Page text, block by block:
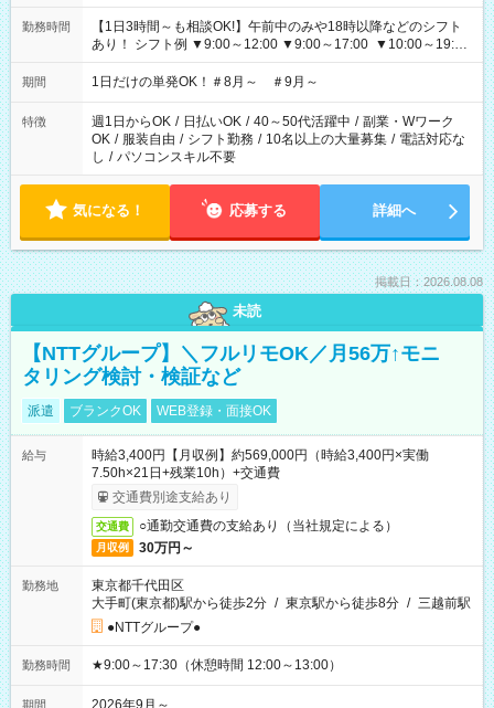
勤務時間
【1日3時間～も相談OK!】午前中のみや18時以降などのシフト
あり！ シフト例 ▼9:00～12:00 ▼9:00～17:00 ▼10:00～19:00
▼18:00～21:00
期間 1日だけの単発OK！＃8月～ ＃9月～
特徴 週1日からOK / 日払いOK / 40～50代活躍中 / 副業・Wワーク
OK / 服装自由 / シフト勤務 / 10名以上の大量募集 / 電話対応な
し / パソコンスキル不要
気になる！ 応募する 詳細へ
掲載日：2026.08.08
未読
【NTTグループ】＼フルリモOK／月56万↑モニ
タリング検討・検証など
派遣 ブランクOK WEB登録・面接OK
給与
時給3,400円【月収例】約569,000円（時給3,400円×実働
7.50h×21日+残業10h）+交通費
交通費別途支給あり
交通費 ○通勤交通費の支給あり（当社規定による）
月収例 30万円～
勤務地
東京都千代田区
大手町(東京都)駅から徒歩2分 / 東京駅から徒歩8分 / 三越前駅
●NTTグループ●
勤務時間 ★9:00～17:30（休憩時間 12:00～13:00）
期間 2026年9月～